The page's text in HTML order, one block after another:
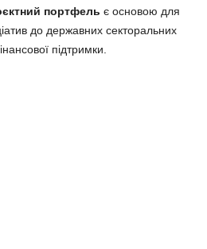
портфель є основою для
до державних секторальних
підтримки.